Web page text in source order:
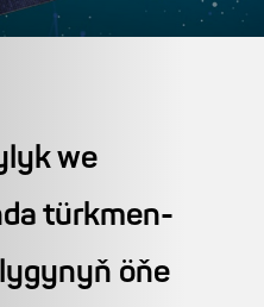
we
türkmen-
öňe